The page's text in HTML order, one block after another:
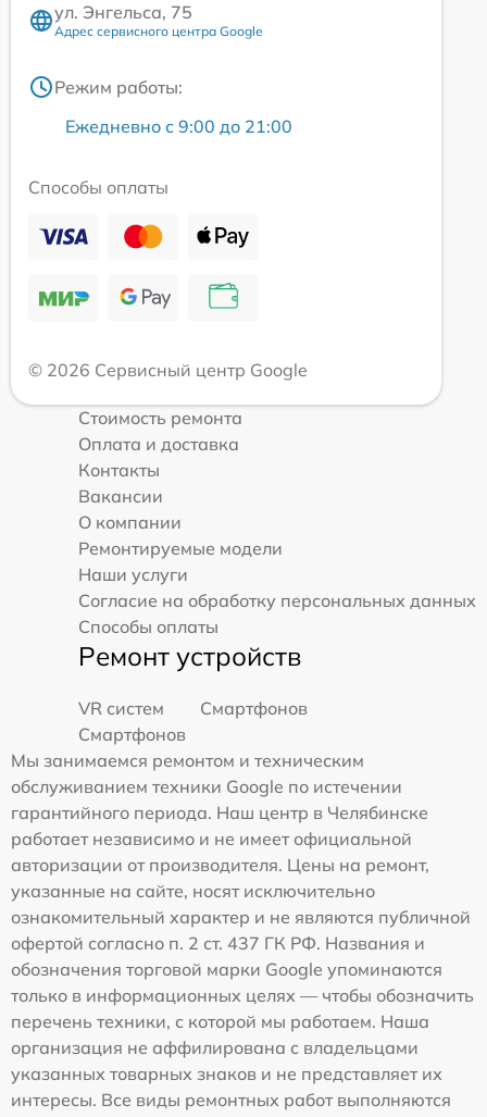
ул. Энгельса, 75
Адрес сервисного центра Google
Режим работы:
Ежедневно с 9:00 до 21:00
Способы оплаты
© 2026 Сервисный центр Google
Стоимость ремонта
Оплата и доставка
Контакты
Вакансии
О компании
Ремонтируемые модели
Наши услуги
Согласие на обработку персональных данных
Способы оплаты
Ремонт устройств
VR систем
Смартфонов
Смартфонов
Мы занимаемся ремонтом и техническим
обслуживанием техники Google по истечении
гарантийного периода. Наш центр в Челябинске
работает независимо и не имеет официальной
авторизации от производителя. Цены на ремонт,
указанные на сайте, носят исключительно
ознакомительный характер и не являются публичной
офертой согласно п. 2 ст. 437 ГК РФ. Названия и
обозначения торговой марки Google упоминаются
только в информационных целях — чтобы обозначить
перечень техники, с которой мы работаем. Наша
организация не аффилирована с владельцами
указанных товарных знаков и не представляет их
интересы. Все виды ремонтных работ выполняются